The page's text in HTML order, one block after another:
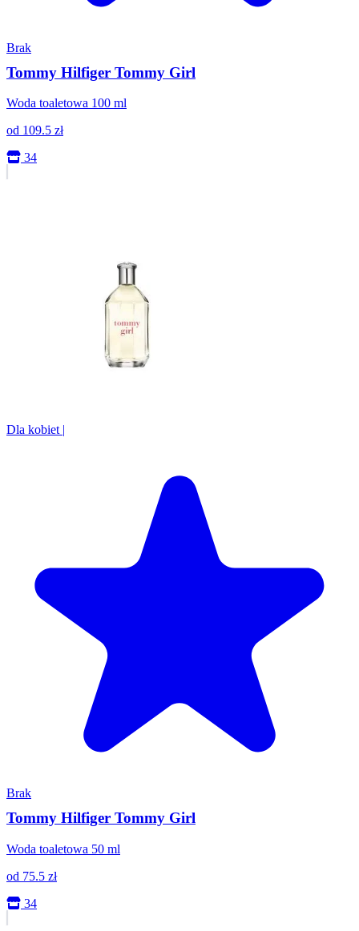
Brak
Tommy Hilfiger Tommy Girl
Woda toaletowa 100 ml
od 109.5 zł
34
Dla kobiet |
Brak
Tommy Hilfiger Tommy Girl
Woda toaletowa 50 ml
od 75.5 zł
34